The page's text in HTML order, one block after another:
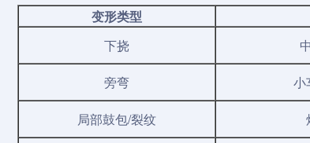
变形类型
下挠
旁弯 小
局部鼓包/裂纹